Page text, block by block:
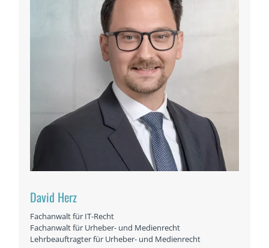
David Herz
Fachanwalt für IT-Recht
Fachanwalt für Urheber- und Medienrecht
Lehrbeauftragter für Urheber- und Medienrecht